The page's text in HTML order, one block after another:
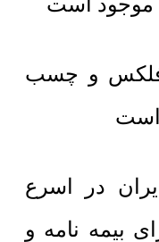
و چسب
در اسرع
بیمه نامه و